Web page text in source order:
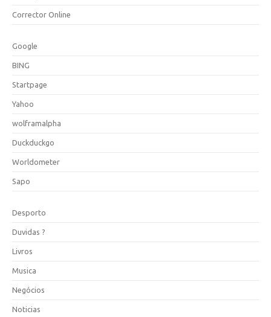
Corrector Online
Google
BING
Startpage
Yahoo
wolframalpha
Duckduckgo
Worldometer
Sapo
Desporto
Duvidas ?
Livros
Musica
Negócios
Noticias